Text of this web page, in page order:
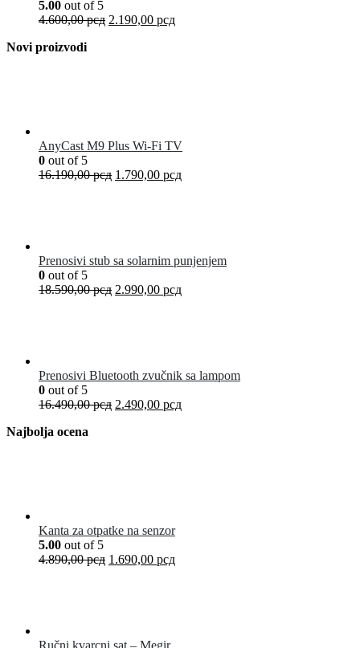
5.00 out of 5
4.600,00рсд 2.190,00 рсд
Novi proizvodi
AnyCast M9 Plus Wi-Fi TV
0 out of 5
16.190,00рсд 1.790,00 рсд
Prenosivi stub sa solarnim punjenjem
0 out of 5
18.590,00рсд 2.990,00 рсд
Prenosivi Bluetooth zvučnik sa lampom
0 out of 5
16.490,00рсд 2.490,00 рсд
Najbolja ocena
Kanta za otpatke na senzor
5.00 out of 5
4.890,00рсд 1.690,00 рсд